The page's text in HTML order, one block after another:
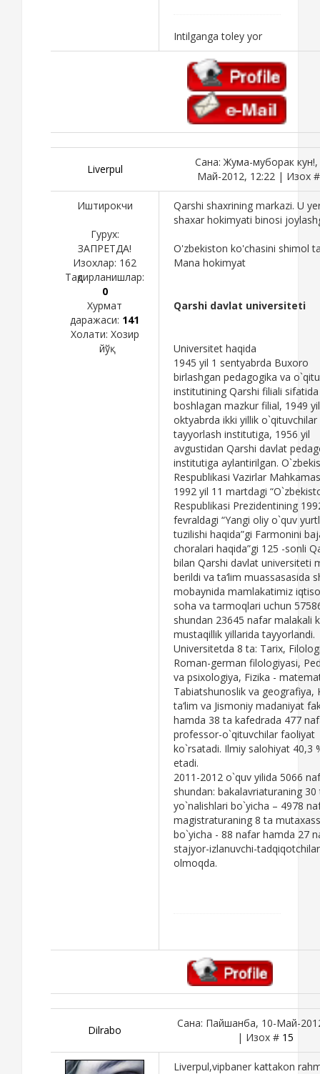
Intilganga toley yor
Liverpul
Сана: Жума-муборак
Май-2012, 12:22 | Изох
Иштирокчи
Гурух:
ЗАПРЕТДА!
Изохлар: 162
Тақдирланишлар:
0
Хурмат
даражаси: 141
Холати: Хозир
йўқ
Qarshi shaxrining markazi. U
shaxar hokimyati binosi
O'zbekiston ko'chasini shimol
Mana hokimyat
Qarshi davlat universiteti
Universitet haqida
1945 yil 1 sentyabrda Buxoro
birlashgan pedagogika va
institutining Qarshi filiali
boshlagan mazkur filial, 1949
oktyabrda ikki yillik o`qituvchilar
tayyorlash institutiga, 1956 yil
avgustidan Qarshi davlat
institutiga aylantirilgan.
Respublikasi Vazirlar
1992 yil 11 martdagi
Respublikasi Prezidentining
fevraldagi “Yangi oliy o`quv
tuzilishi haqida”gi Farmonini
choralari haqida”gi 125 -sonli
bilan Qarshi davlat universiteti
berildi va ta‘lim muassasasida
mobaynida mamlakatimiz
soha va tarmoqlari uchun
shundan 23645 nafar malakali
mustaqillik yillarida tayyorlandi.
Universitetda 8 ta: Tarix,
Roman-german filologiyasi,
va psixologiya, Fizika -
Tabiatshunoslik va geografiya,
ta‘lim va Jismoniy madaniyat
hamda 38 ta kafedrada 477
professor-o`qituvchilar faoliyat
ko`rsatadi. Ilmiy salohiyat 40,3
etadi.
2011-2012 o`quv yilida 5066
shundan: bakalavriaturaning 30
yo`nalishlari bo`yicha – 4978
magistraturaning 8 ta
bo`yicha - 88 nafar hamda 27
stajyor-izlanuvchi-
olmoqda.
Dilrabo
Сана: Пайшанба, 10-Май-
| Изох # 15
Liverpul,vipbaner kattakon